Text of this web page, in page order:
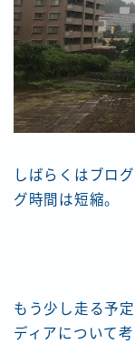
しばらくはブロ
グ時間は短縮。
もう少し走る予
ディアについて